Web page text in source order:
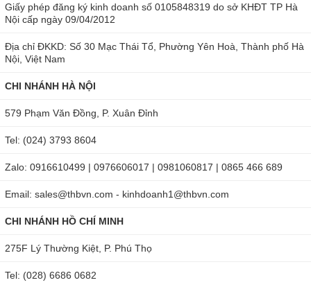
Giấy phép đăng ký kinh doanh số 0105848319 do sở KHĐT TP Hà
Nội cấp ngày 09/04/2012
Địa chỉ ĐKKD: Số 30 Mạc Thái Tổ, Phường Yên Hoà, Thành phố Hà
Nội, Việt Nam
CHI NHÁNH HÀ NỘI
579 Phạm Văn Đồng, P. Xuân Đỉnh
Tel: (024) 3793 8604
Zalo: 0916610499 | 0976606017 | 0981060817 | 0865 466 689
Email: sales@thbvn.com - kinhdoanh1@thbvn.com
CHI NHÁNH HỒ CHÍ MINH
275F Lý Thường Kiệt, P. Phú Thọ
Tel: (028) 6686 0682